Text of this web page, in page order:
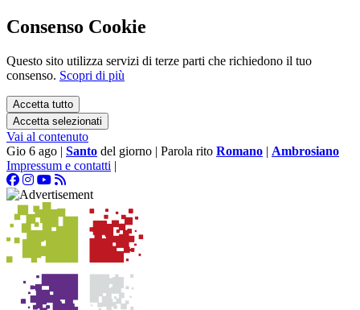
Consenso Cookie
Questo sito utilizza servizi di terze parti che richiedono il tuo
consenso. Scopri di più
Accetta tutto
Accetta selezionati
Vai al contenuto
Gio 6 ago | Santo del giorno | Parola rito Romano | Ambrosiano
Impressum e contatti |